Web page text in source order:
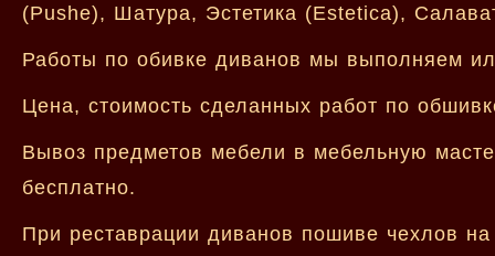
(Pushe), Шатура, Эстетика (Estetica),
Работы по обивке диванов мы выполняем
Цена, стоимость сделанных работ по
Вывоз предметов мебели в мебельную
бесплатно.
При реставрации диванов пошиве чехлов